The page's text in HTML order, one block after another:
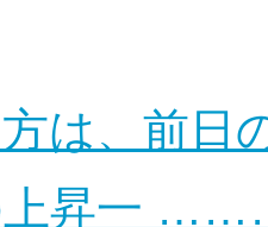
は、前日
上昇一